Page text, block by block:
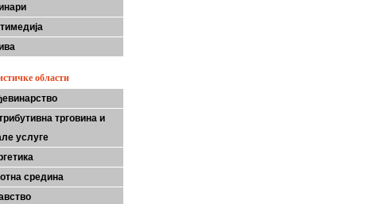
области
трговина и
услуге
средина